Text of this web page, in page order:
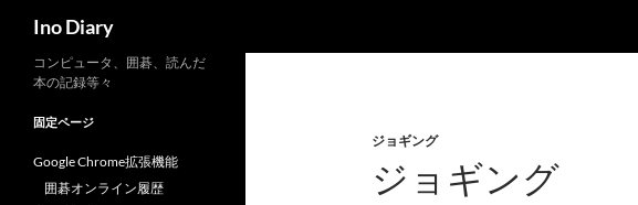
Ino Diary
ジョギング
ジョギング
コンピュータ、囲碁、読んだ
本の記録等々
固定ページ
Google Chrome拡張機能
囲碁オンライン履歴